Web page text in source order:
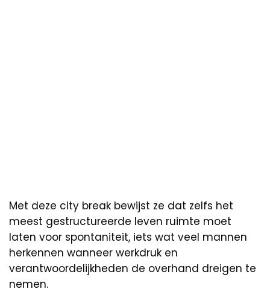
Met deze city break bewijst ze dat zelfs het
meest gestructureerde leven ruimte moet
laten voor spontaniteit, iets wat veel mannen
herkennen wanneer werkdruk en
verantwoordelijkheden de overhand dreigen te
nemen.